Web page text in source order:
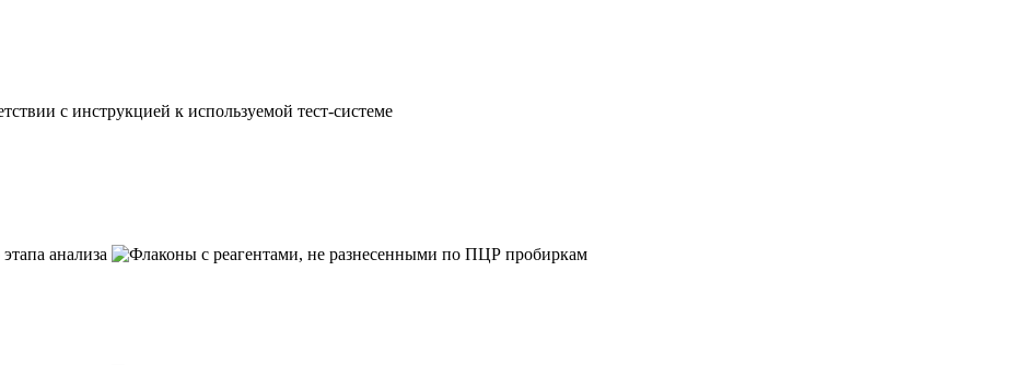
с инструкцией к используемой тест-системе